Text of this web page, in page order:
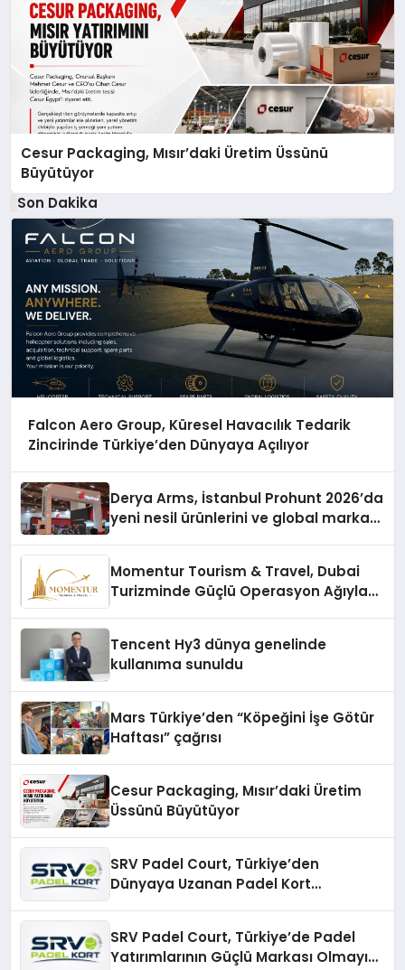
Cesur Packaging, Mısır’daki Üretim Üssünü
Büyütüyor
Son Dakika
Falcon Aero Group, Küresel Havacılık Tedarik
Zincirinde Türkiye’den Dünyaya Açılıyor
Derya Arms, İstanbul Prohunt 2026’da
yeni nesil ürünlerini ve global marka
Momentur Tourism & Travel, Dubai
Turizminde Güçlü Operasyon Ağıyla
Tencent Hy3 dünya genelinde
kullanıma sunuldu
Mars Türkiye’den “Köpeğini İşe Götür
Haftası” çağrısı
Cesur Packaging, Mısır’daki Üretim
Üssünü Büyütüyor
SRV Padel Court, Türkiye’den
Dünyaya Uzanan Padel Kort
SRV Padel Court, Türkiye’de Padel
Yatırımlarının Güçlü Markası Olmayı